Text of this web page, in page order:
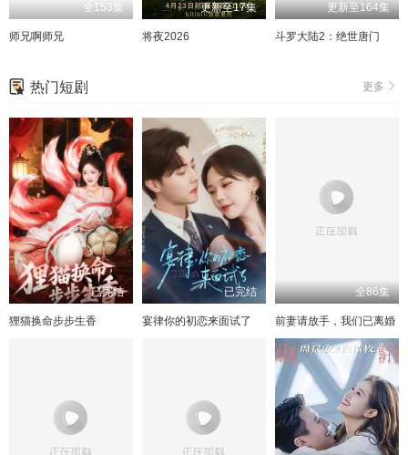
全153集
师兄啊师兄
更新至17集
将夜2026
更新至164集
斗罗大陆2：绝世唐门
更多
热门短剧
已完结
狸猫换命步步生香
已完结
宴律你的初恋来面试了
全86集
前妻请放手，我们已离婚